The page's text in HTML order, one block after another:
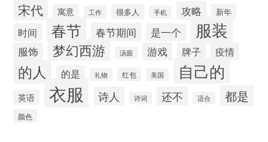
宋代 寓意 工作 很多人 手机 攻略 新年
时间 春节 春节期间 是一个 服装
服饰 梦幻西游 汤圆 游戏 牌子 疫情
的人 的是 礼物 红包 美国 自己的
英语 衣服 诗人 诗词 还不 适合 都是
颜色